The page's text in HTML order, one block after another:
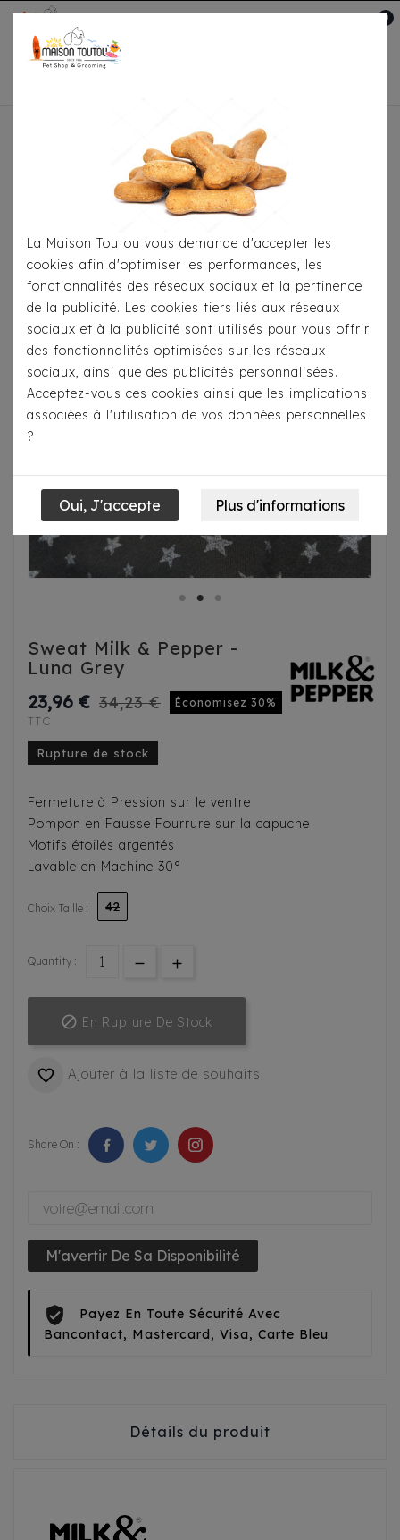
0
Pour S'habiller Sweats
& Pepper - Luna Grey
Sweat Milk & Pepper -
Luna Grey
23,96 € 34,23 € Économisez 30%
TTC
Rupture de stock
Fermeture à Pression sur le ventre
Pompon en Fausse Fourrure sur la capuche
Motifs étoilés argentés
Lavable en Machine 30°
Choix Taille : 42
Quantity :
 En Rupture De Stock
 Ajouter à la liste de souhaits
Share On :
M'avertir De Sa Disponibilité
Payez En Toute Sécurité Avec
Bancontact, Mastercard, Visa, Carte Bleu
Détails du produit
La Maison Toutou vous demande d'accepter les
cookies afin d'optimiser les performances, les
fonctionnalités des réseaux sociaux et la pertinence
de la publicité. Les cookies tiers liés aux réseaux
sociaux et à la publicité sont utilisés pour vous offrir
des fonctionnalités optimisées sur les réseaux
sociaux, ainsi que des publicités personnalisées.
Acceptez-vous ces cookies ainsi que les implications
associées à l'utilisation de vos données personnelles
?